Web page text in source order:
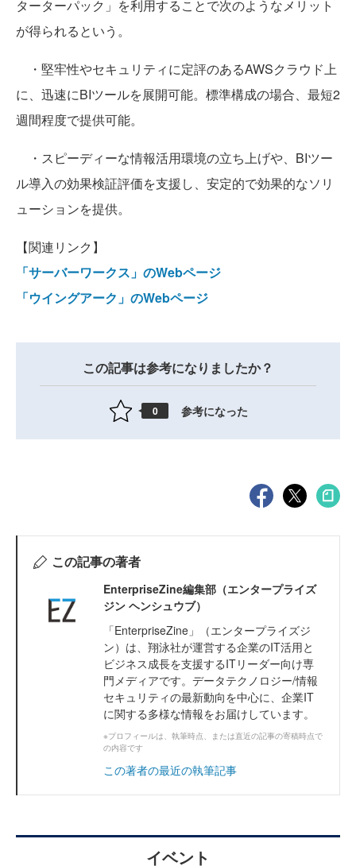
ターターパック」を利用することで次のようなメリット
が得られるという。
・堅牢性やセキュリティに定評のあるAWSクラウド上
に、迅速にBIツールを展開可能。標準構成の場合、最短2
週間程度で提供可能。
・スピーディーな情報活用環境の立ち上げや、BIツー
ル導入の効果検証評価を支援し、安定的で効果的なソリ
ューションを提供。
【関連リンク】
「サーバーワークス」のWebページ
「ウイングアーク」のWebページ
この記事は参考になりましたか？
0 参考になった
この記事の著者
EnterpriseZine編集部（エンタープライズ
ジン ヘンシュウブ）
「EnterpriseZine」（エンタープライズジ
ン）は、翔泳社が運営する企業のIT活用と
ビジネス成長を支援するITリーダー向け専
門メディアです。データテクノロジー/情報
セキュリティの最新動向を中心に、企業IT
に関する多様な情報をお届けしています。
※プロフィールは、執筆時点、または直近の記事の寄稿時点で
の内容です
この著者の最近の執筆記事
イベント